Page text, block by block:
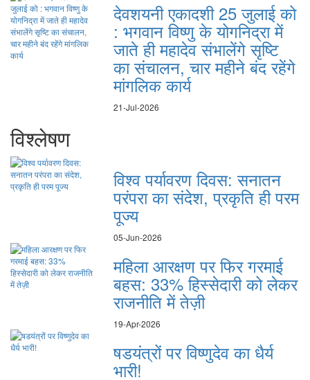
देवशयनी एकादशी 25 जुलाई को
: भगवान विष्णु के योगनिद्रा में
जाते ही महादेव संभालेंगे सृष्टि
का संचालन, चार महीने बंद रहेंगे
मांगलिक कार्य
21-Jul-2026
विश्लेषण
विश्व पर्यावरण दिवस: सनातन
परंपरा का संदेश, प्रकृति ही परम
पूज्य
05-Jun-2026
महिला आरक्षण पर फिर गरमाई
बहस: 33% हिस्सेदारी को लेकर
राजनीति में तेज़ी
19-Apr-2026
षडयंत्रों पर विष्णुदेव का धैर्य
भारी!